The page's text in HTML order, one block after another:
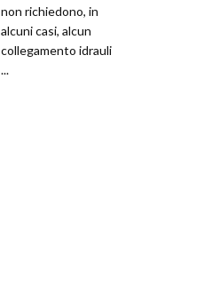
non richiedono, in
alcuni casi, alcun
collegamento idrauli
...